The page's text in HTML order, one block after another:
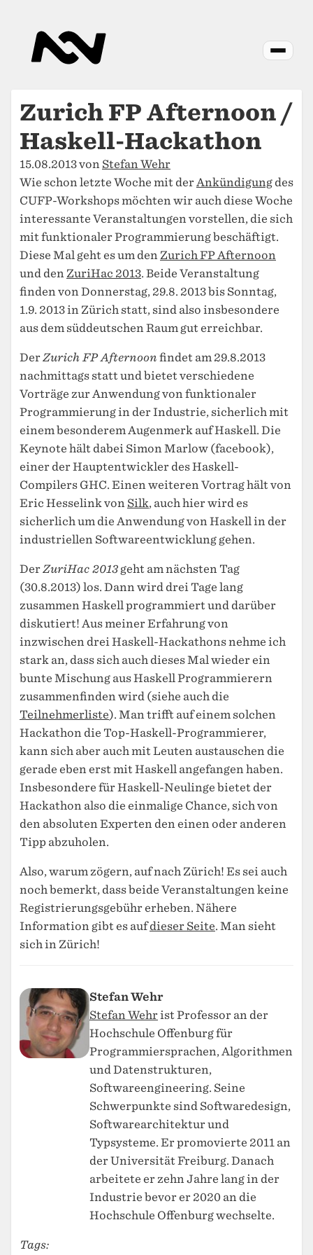
Zurich FP Afternoon /
Haskell-Hackathon
15.08.2013 von Stefan Wehr
Wie schon letzte Woche mit derAnkündigung des
CUFP-Workshops möchten wir auch diese Woche
interessante Veranstaltungen vorstellen, die sich
mit funktionaler Programmierung beschäftigt.
Diese Mal geht es um denZurich FP Afternoon
und denZuriHac 2013. Beide Veranstaltung
finden von Donnerstag, 29.8. 2013 bis Sonntag,
1.9. 2013 in Zürich statt, sind also insbesondere
aus dem süddeutschen Raum gut erreichbar.
DerZurich FP Afternoon findet am 29.8.2013
nachmittags statt und bietet verschiedene
Vorträge zur Anwendung von funktionaler
Programmierung in der Industrie, sicherlich mit
einem besonderem Augenmerk auf Haskell. Die
Keynote hält dabei Simon Marlow (facebook),
einer der Hauptentwickler des Haskell-
Compilers GHC. Einen weiteren Vortrag hält von
Eric Hesselink von Silk, auch hier wird es
sicherlich um die Anwendung von Haskell in der
industriellen Softwareentwicklung gehen.
DerZuriHac 2013 geht am nächsten Tag
(30.8.2013) los. Dann wird drei Tage lang
zusammen Haskell programmiert und darüber
diskutiert! Aus meiner Erfahrung von
inzwischen drei Haskell-Hackathons nehme ich
stark an, dass sich auch dieses Mal wieder ein
bunte Mischung aus Haskell Programmierern
zusammenfinden wird (siehe auch die
Teilnehmerliste). Man trifft auf einem solchen
Hackathon die Top-Haskell-Programmierer,
kann sich aber auch mit Leuten austauschen die
gerade eben erst mit Haskell angefangen haben.
Insbesondere für Haskell-Neulinge bietet der
Hackathon also die einmalige Chance, sich von
den absoluten Experten den einen oder anderen
Tipp abzuholen.
Also, warum zögern, auf nach Zürich! Es sei auch
noch bemerkt, dass beide Veranstaltungen keine
Registrierungsgebühr erheben. Nähere
Information gibt es aufdieser Seite. Man sieht
sich in Zürich!
Stefan Wehr
Stefan Wehrist Professor an der
Hochschule Offenburg für
Programmiersprachen, Algorithmen
und Datenstrukturen,
Softwareengineering. Seine
Schwerpunkte sind Softwaredesign,
Softwarearchitektur und
Typsysteme. Er promovierte 2011 an
der Universität Freiburg. Danach
arbeitete er zehn Jahre lang in der
Industrie bevor er 2020 an die
Hochschule Offenburg wechselte.
Tags: